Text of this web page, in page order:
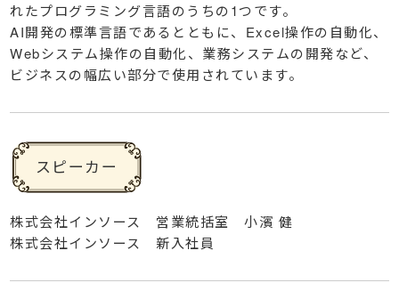
れたプログラミング言語のうちの1つです。
AI開発の標準言語であるとともに、Excel操作の自動化、
Webシステム操作の自動化、業務システムの開発など、
ビジネスの幅広い部分で使用されています。
スピーカー
株式会社インソース 営業統括室 小濱 健
株式会社インソース 新入社員